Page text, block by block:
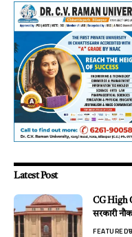
Latest Post
CG High
सरकारी
FEATURED